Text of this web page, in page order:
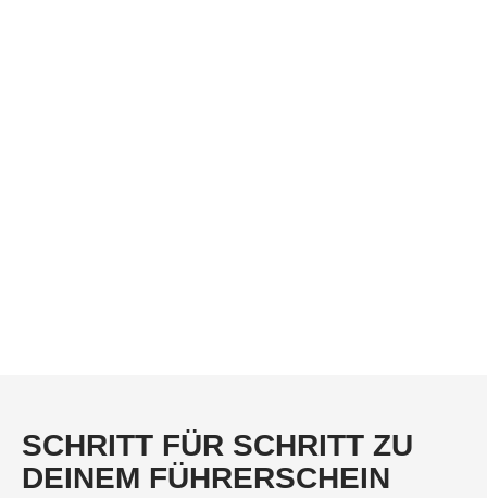
SCHRITT FÜR SCHRITT ZU
DEINEM FÜHRERSCHEIN